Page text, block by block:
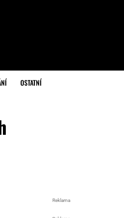
OSTATNÍ
Reklama